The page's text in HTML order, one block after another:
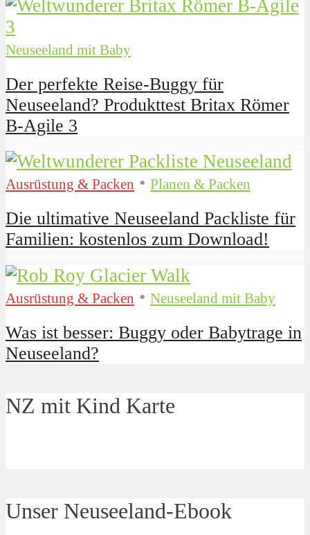
Neuseeland mit Baby
Der perfekte Reise-Buggy für
Neuseeland? Produkttest Britax Römer
B-Agile 3
Ausrüstung & Packen • Planen & Packen
Die ultimative Neuseeland Packliste für
Familien: kostenlos zum Download!
Ausrüstung & Packen • Neuseeland mit Baby
Was ist besser: Buggy oder Babytrage in
Neuseeland?
NZ mit Kind Karte
Unser Neuseeland-Ebook